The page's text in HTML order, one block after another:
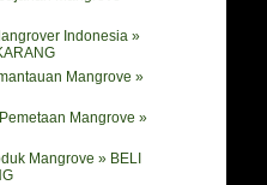
Indonesia »
Mangrove »
Mangrove »
Mangrove » BELI